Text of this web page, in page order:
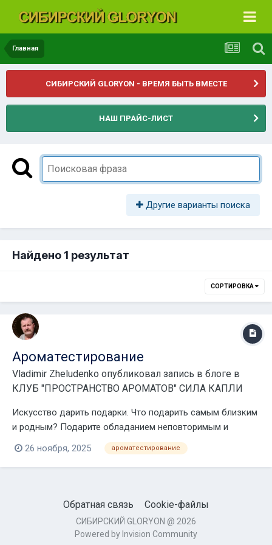
Главная
СИБИРСКИЙ GLORYON - ВРЕМЯ БЫТЬ ВМЕСТЕ
НАШ ПРАЙС-ЛИСТ
Другие варианты поиска
Найдено 1 результат
СОРТИРОВКА
Ароматестирование
Vladimir Zheludenko опубликовал запись в блоге в
КЛУБ "ПРОСТРАНСТВО АРОМАТОВ" СИЛА КАПЛИ
Искусство дарить подарки. Что подарить самым близким
и родным? Подарите обладанием неповторимым и
индивидуальным ароматом. Ароматестирование.
Уникальная методика подбора неповторимого и
индивидуального аромата. Для тех, кто хочет осознать
26 ноября, 2025 ароматестирование
Обратная связь Cookie-файлы
СИБИРСКИЙ GLORYON @ 2026
Powered by Invision Community